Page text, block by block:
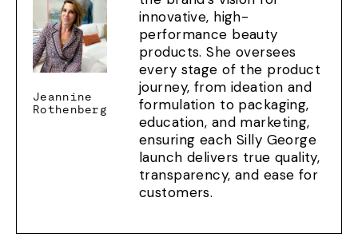
Jeannine
Rothenberg
innovative, high-
performance beauty
products. She oversees
every stage of the product
journey, from ideation and
formulation to packaging,
education, and marketing,
ensuring each Silly George
launch delivers true quality,
transparency, and ease for
customers.